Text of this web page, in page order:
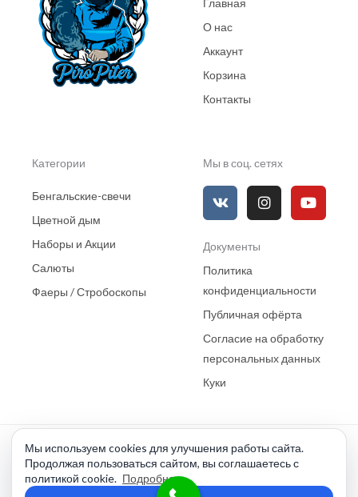
О нас
Аккаунт
Корзина
Контакты
Категории
Бенгальские-свечи
Цветной дым
Наборы и Акции
Салюты
Фаеры / Стробоскопы
Мы в соц. сетях
k
I
n
s
a
m
o
u
Документы
Политика
конфиденциальности
Публичная офёрта
Согласие на обработку
персональных данных
Куки
ПироПитер
Разработка сайтов "Моя Корона"
Мы используем cookies для улучшения работы сайта.
Продолжая пользоваться сайтом, вы соглашаетесь с
политикой cookie. Подробнее